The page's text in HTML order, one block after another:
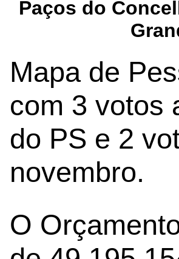
Paços do
Mapa de
com 3 votos
do PS e 2
novembro.
O